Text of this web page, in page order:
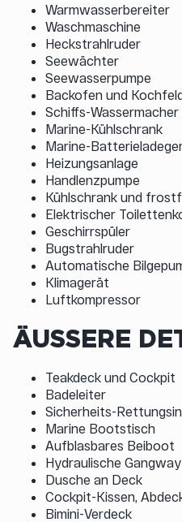
Warmwasserbereiter
Waschmaschine
Heckstrahlruder
Seewächter
Seewasserpumpe
Backofen und
Schiffs-Wassermacher
Marine-Kühlschrank
Marine-
Heizungsanlage
Handlenzpumpe
Kühlschrank und
Elektrischer
Geschirrspüler
Bugstrahlruder
Automatische
Klimagerät
Luftkompressor
ÄUSSERE
Teakdeck und Cockpit
Badeleiter
Sicherheits-
Marine Bootstisch
Aufblasbares Beiboot
Hydraulische Gangway
Dusche an Deck
Cockpit-Kissen,
Bimini-Verdeck